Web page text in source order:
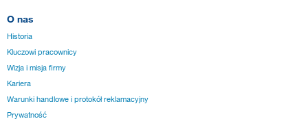
O nas
Historia
Kluczowi pracownicy
Wizja i misja firmy
Kariera
Warunki handlowe i protokół reklamacyjny
Prywatność